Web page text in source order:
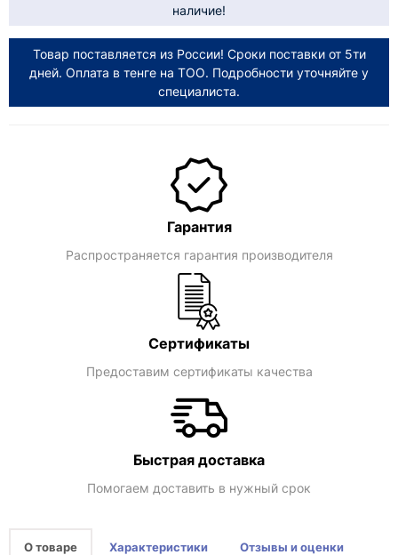
наличие!
Товар поставляется из России! Сроки поставки от 5ти
дней. Оплата в тенге на ТОО. Подробности уточняйте у
специалиста.
Гарантия
Распространяется гарантия производителя
Сертификаты
Предоставим сертификаты качества
Быстрая доставка
Помогаем доставить в нужный срок
О товаре Характеристики Отзывы и оценки